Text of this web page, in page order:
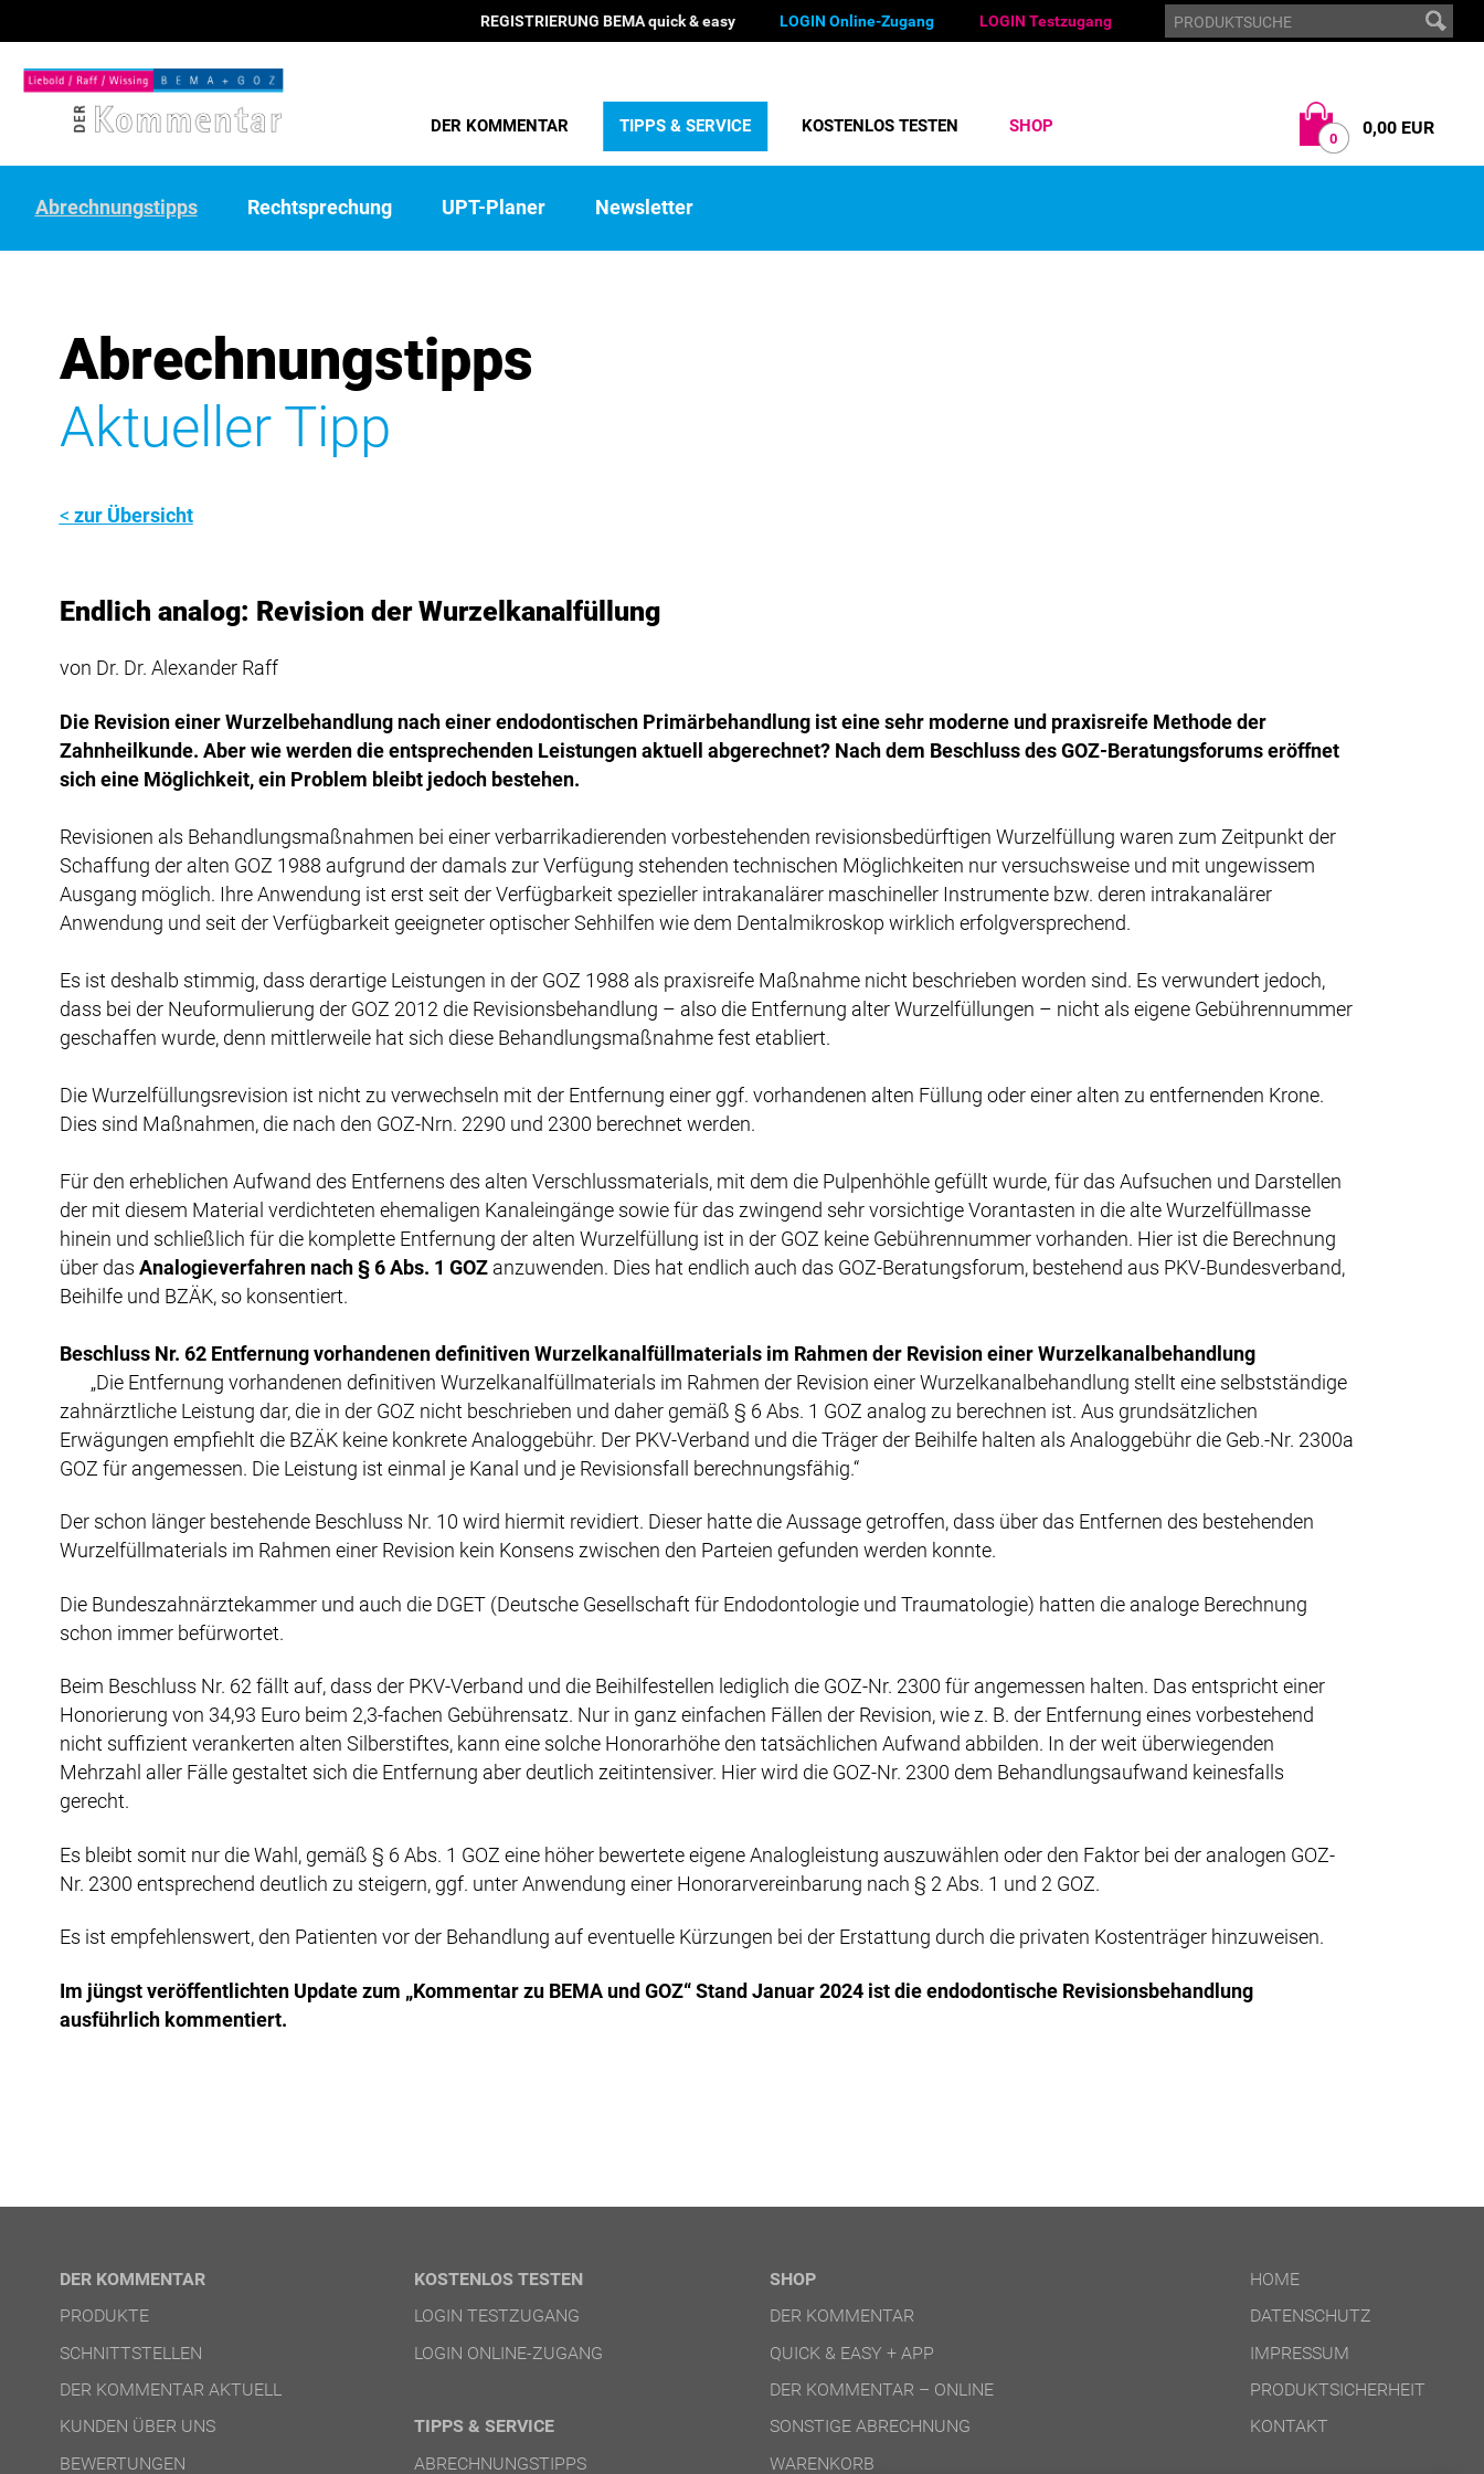
REGISTRIERUNG BEMA quick & easy LOGIN Online-Zugang LOGIN Testzugang
DER KOMMENTAR TIPPS & SERVICE KOSTENLOS TESTEN SHOP
0 0,00 EUR
Abrechnungstipps Rechtsprechung UPT-Planer Newsletter
Abrechnungstipps
Aktueller Tipp
zur Übersicht
Endlich analog: Revision der Wurzelkanalfüllung
von Dr. Dr. Alexander Raff
Die Revision einer Wurzelbehandlung nach einer endodontischen Primärbehandlung ist eine sehr moderne und praxisreife Methode der
Zahnheilkunde. Aber wie werden die entsprechenden Leistungen aktuell abgerechnet? Nach dem Beschluss des GOZ-Beratungsforums eröffnet
sich eine Möglichkeit, ein Problem bleibt jedoch bestehen.
Revisionen als Behandlungsmaßnahmen bei einer verbarrikadierenden vorbestehenden revisionsbedürftigen Wurzelfüllung waren zum Zeitpunkt der
Schaffung der alten GOZ 1988 aufgrund der damals zur Verfügung stehenden technischen Möglichkeiten nur versuchsweise und mit ungewissem
Ausgang möglich. Ihre Anwendung ist erst seit der Verfügbarkeit spezieller intrakanalärer maschineller Instrumente bzw. deren intrakanalärer
Anwendung und seit der Verfügbarkeit geeigneter optischer Sehhilfen wie dem Dentalmikroskop wirklich erfolgversprechend.
Es ist deshalb stimmig, dass derartige Leistungen in der GOZ 1988 als praxisreife Maßnahme nicht beschrieben worden sind. Es verwundert jedoch,
dass bei der Neuformulierung der GOZ 2012 die Revisionsbehandlung – also die Entfernung alter Wurzelfüllungen – nicht als eigene Gebührennummer
geschaffen wurde, denn mittlerweile hat sich diese Behandlungsmaßnahme fest etabliert.
Die Wurzelfüllungsrevision ist nicht zu verwechseln mit der Entfernung einer ggf. vorhandenen alten Füllung oder einer alten zu entfernenden Krone.
Dies sind Maßnahmen, die nach den GOZ-Nrn. 2290 und 2300 berechnet werden.
Für den erheblichen Aufwand des Entfernens des alten Verschlussmaterials, mit dem die Pulpenhöhle gefüllt wurde, für das Aufsuchen und Darstellen
der mit diesem Material verdichteten ehemaligen Kanaleingänge sowie für das zwingend sehr vorsichtige Vorantasten in die alte Wurzelfüllmasse
hinein und schließlich für die komplette Entfernung der alten Wurzelfüllung ist in der GOZ keine Gebührennummer vorhanden. Hier ist die Berechnung
über das Analogieverfahren nach § 6 Abs. 1 GOZanzuwenden. Dies hat endlich auch das GOZ-Beratungsforum, bestehend aus PKV-Bundesverband,
Beihilfe und BZÄK, so konsentiert.
Beschluss Nr. 62 Entfernung vorhandenen definitiven Wurzelkanalfüllmaterials im Rahmen der Revision einer Wurzelkanalbehandlung
„Die Entfernung vorhandenen definitiven Wurzelkanalfüllmaterials im Rahmen der Revision einer Wurzelkanalbehandlung stellt eine selbstständige
zahnärztliche Leistung dar, die in der GOZ nicht beschrieben und daher gemäß § 6 Abs. 1 GOZ analog zu berechnen ist. Aus grundsätzlichen
Erwägungen empfiehlt die BZÄK keine konkrete Analoggebühr. Der PKV-Verband und die Träger der Beihilfe halten als Analoggebühr die Geb.-Nr. 2300a
GOZ für angemessen. Die Leistung ist einmal je Kanal und je Revisionsfall berechnungsfähig.“
Der schon länger bestehende Beschluss Nr. 10 wird hiermit revidiert. Dieser hatte die Aussage getroffen, dass über das Entfernen des bestehenden
Wurzelfüllmaterials im Rahmen einer Revision kein Konsens zwischen den Parteien gefunden werden konnte.
Die Bundeszahnärztekammer und auch die DGET (Deutsche Gesellschaft für Endodontologie und Traumatologie) hatten die analoge Berechnung
schon immer befürwortet.
Beim Beschluss Nr. 62 fällt auf, dass der PKV-Verband und die Beihilfestellen lediglich die GOZ-Nr. 2300 für angemessen halten. Das entspricht einer
Honorierung von 34,93 Euro beim 2,3-fachen Gebührensatz. Nur in ganz einfachen Fällen der Revision, wie z. B. der Entfernung eines vorbestehend
nicht suffizient verankerten alten Silberstiftes, kann eine solche Honorarhöhe den tatsächlichen Aufwand abbilden. In der weit überwiegenden
Mehrzahl aller Fälle gestaltet sich die Entfernung aber deutlich zeitintensiver. Hier wird die GOZ-Nr. 2300 dem Behandlungsaufwand keinesfalls
gerecht.
Es bleibt somit nur die Wahl, gemäß § 6 Abs. 1 GOZ eine höher bewertete eigene Analogleistung auszuwählen oder den Faktor bei der analogen GOZ-
Nr. 2300 entsprechend deutlich zu steigern, ggf. unter Anwendung einer Honorarvereinbarung nach § 2 Abs. 1 und 2 GOZ.
Es ist empfehlenswert, den Patienten vor der Behandlung auf eventuelle Kürzungen bei der Erstattung durch die privaten Kostenträger hinzuweisen.
Im jüngst veröffentlichten Update zum „Kommentar zu BEMA und GOZ“ Stand Januar 2024 ist die endodontische Revisionsbehandlung
ausführlich kommentiert.
DER KOMMENTAR
PRODUKTE
SCHNITTSTELLEN
DER KOMMENTAR AKTUELL
KUNDEN ÜBER UNS
BEWERTUNGEN
KOSTENLOS TESTEN
LOGIN TESTZUGANG
LOGIN ONLINE-ZUGANG
TIPPS & SERVICE
ABRECHNUNGSTIPPS
SHOP
DER KOMMENTAR
QUICK & EASY + APP
DER KOMMENTAR – ONLINE
SONSTIGE ABRECHNUNG
WARENKORB
HOME
DATENSCHUTZ
IMPRESSUM
PRODUKTSICHERHEIT
KONTAKT